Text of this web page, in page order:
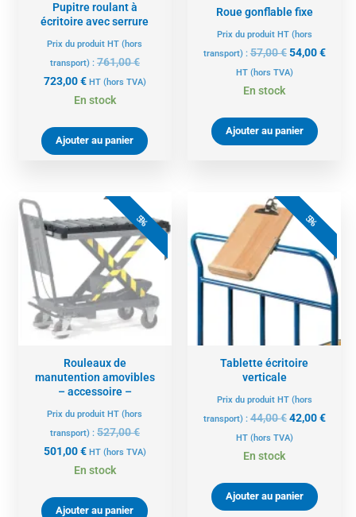
Pupitre roulant à
écritoire avec serrure
Prix du produit HT (hors
transport) : 761,00€
723,00€ HT (hors TVA)
En stock
Ajouter au panier
Roue gonflable fixe
Prix du produit HT (hors
transport) :57,00€ 54,00€
HT (hors TVA)
En stock
Ajouter au panier
5%
Rouleaux de
manutention amovibles
– accessoire –
Prix du produit HT (hors
transport) : 527,00€
prix
initial
était :
501,00€
prix
actuel
est :
501,00 €.
HT (hors TVA)
En stock
Ajouter au panier
5%
Tablette écritoire
verticale
Prix du produit HT (hors
transport) :44,00€
Le
prix
initial
était :
44,00 €.
42,00€
actuel
est :
42,00
HT (hors TVA)
En stock
Ajouter au panier